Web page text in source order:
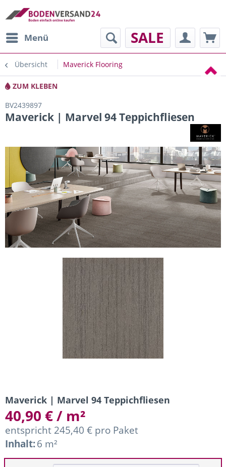
Menü SALE
Übersicht Maverick Flooring
ZUM KLEBEN
BV2439897
Maverick | Marvel 94 Teppichfliesen
Maverick | Marvel 94 Teppichfliesen
40,90 € / m²
entspricht 245,40 € pro Paket
Inhalt:6 m²